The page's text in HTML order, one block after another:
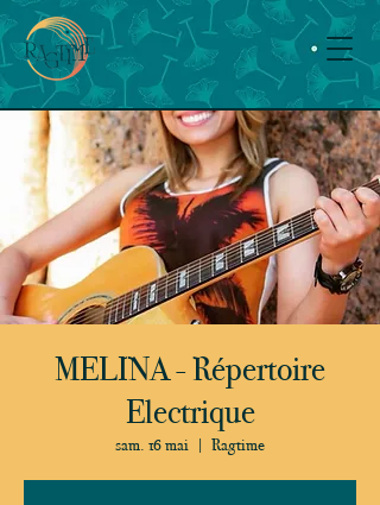
MELINA - Répertoire
Electrique
sam. 16 mai
  |
Ragtime